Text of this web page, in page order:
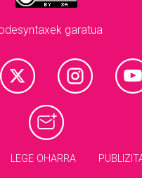
garatua
LEGE OHARRA